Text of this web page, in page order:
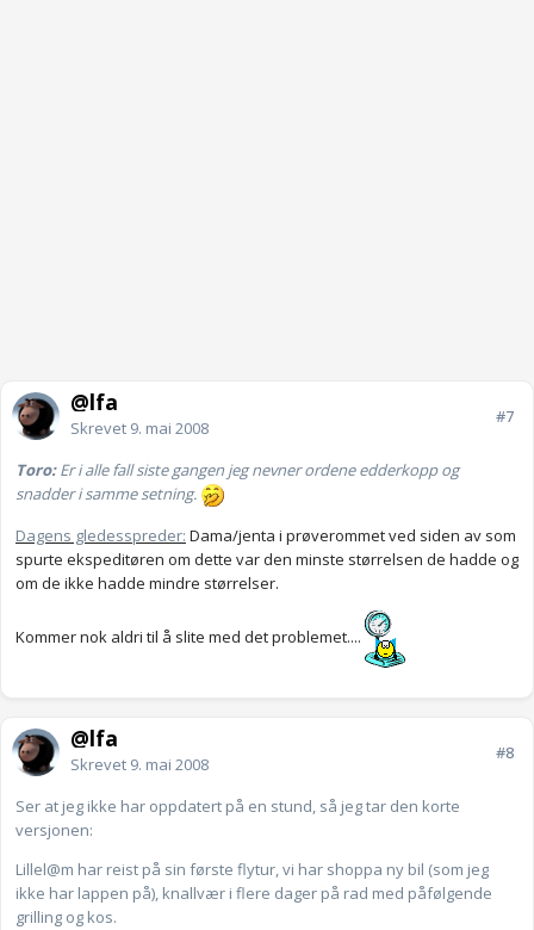
@lfa
Skrevet 9. mai 2008
#7
Toro:Er i alle fall siste gangen jeg nevner ordene edderkopp og
snadder i samme setning.
Dagens gledesspreder: Dama/jenta i prøverommet ved siden av som
spurte ekspeditøren om dette var den minste størrelsen de hadde og
om de ikke hadde mindre størrelser.
Kommer nok aldri til å slite med det problemet....
@lfa
Skrevet 9. mai 2008
#8
Ser at jeg ikke har oppdatert på en stund, så jeg tar den korte
versjonen:
Lillel@m har reist på sin første flytur, vi har shoppa ny bil (som jeg
ikke har lappen på), knallvær i flere dager på rad med påfølgende
grilling og kos.